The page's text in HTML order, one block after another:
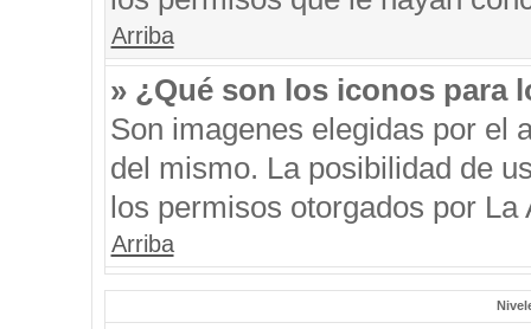
Arriba
» ¿Qué son los iconos para
Son imagenes elegidas por el
del mismo. La posibilidad de
los permisos otorgados por La
Arriba